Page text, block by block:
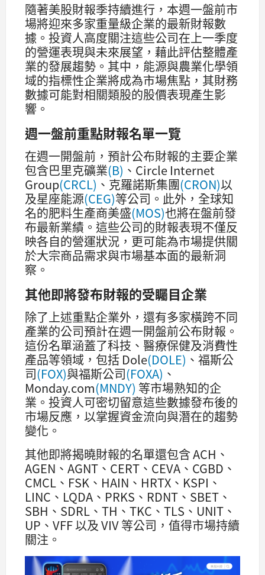
隨著美股財報季持續進行，本週一盤前市
場將迎來多家重量級企業的最新財報數
據。投資人高度關注這些公司在上一季度
的營運表現與未來展望，藉此評估整體產
業的發展趨勢。其中，能源與農業化學領
域的指標性企業將成為市場焦點，其財務
數據可能對相關類股的股價表現產生影
響。
週一盤前重點財報名單一覽
在週一開盤前，預計公布財報的主要企業
包含巴里克礦業(B) 、Circle Internet
Group(CRCL) 、克羅諾斯集團(CRON)以
及星座能源(CEG)等公司。此外，全球知
名的肥料生產商美盛(MOS)也將在盤前發
布最新業績。這些公司的財報表現不僅反
映各自的營運狀況，更可能為市場提供關
於大宗商品需求與市場基本面的最新洞
察。
其他即將發布財報的受矚目企業
除了上述重點企業外，還有多家橫跨不同
產業的公司預計在週一開盤前公布財報。
這份名單涵蓋了科技、醫療保健及消費性
產品等領域，包括 Dole(DOLE) 、福斯公
司(FOX)與福斯公司(FOXA) 、
Monday.com(MNDY) 等市場熟知的企
業。投資人可密切留意這些數據發布後的
市場反應，以掌握資金流向與潛在的趨勢
變化。
其他即將揭曉財報的名單還包含 ACH、
AGEN、AGNT、CERT、CEVA、CGBD、
CMCL、FSK、HAIN、HRTX、KSPI、
LINC、LQDA、PRKS、RDNT、SBET、
SBH、SDRL、TH、TKC、TLS、UNIT、
UP、VFF 以及 VIV 等公司，值得市場持續
關注。